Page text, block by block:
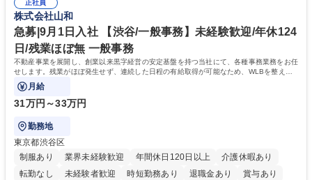
想定です。 募集職種 未経験歓迎【経理/みなとみらい】プライム上場/残業
ほぼなし/年休123日
当し、3～5年をかけて月次決算・四半期決算・開示資料作成補助などへス
テップアップできます。また、残業は通常月ほぼなく、決算月でも10時間
未満のため、無理なく経理として専門性を身につけられる環境です。 学
歴・資格 学歴：大学院 大学 高専 短大 専修学校 高校 語学力： 資格：日商
簿記検定1級 日商簿記検定2級
正社員
株式会社山和
急募|9月1日入社 【渋谷/一般事務】未経験歓迎/年休124
日/残業ほぼ無 一般事務
不動産事業を展開し、創業以来黒字経営の安定基盤を持つ当社にて、各種事務業務をお任
せします。残業がほぼ発生せず、連続した日程の有給取得が可能なため、WLBを整えた
い方にお勧めの環境です！
月給
31万円～33万円
勤務地
東京都渋谷区
制服あり
業界未経験歓迎 年間休日120日以上
介護休暇あり
転勤なし
未経験者歓迎 時短勤務あり 退職金あり 賞与あり